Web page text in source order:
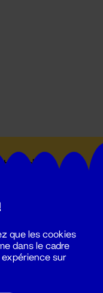
du
que les cookies
dans le cadre
expérience sur